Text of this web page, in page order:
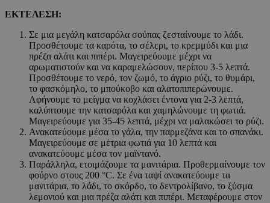
ΕΚΤΕΛΕΣΗ:
Σε μια μεγάλη κατσαρόλα σούπας ζεσταίνουμε το λάδι.
Προσθέτουμε τα καρότα, το σέλερι, το κρεμμύδι και μια
πρέζα αλάτι και πιπέρι. Μαγειρεύουμε μέχρι να
αρωματιστούν και να καραμελώσουν, περίπου 3-5 λεπτά.
Προσθέτουμε το νερό, τον ζωμό, το άγριο ρύζι, το θυμάρι,
το φασκόμηλο, το μπούκοβο και αλατοπιπερώνουμε.
Αφήνουμε το μείγμα να κοχλάσει έντονα για 2-3 λεπτά,
καλύπτουμε την κατσαρόλα και χαμηλώνουμε τη φωτιά.
Μαγειρεύουμε για 35-45 λεπτά, μέχρι να μαλακώσει το ρύζι.
Ανακατεύουμε μέσα το γάλα, την παρμεζάνα και το σπανάκι.
Μαγειρεύουμε σε μέτρια φωτιά για 10 λεπτά και
ανακατεύουμε μέσα τον μαϊντανό.
Παράλληλα, ετοιμάζουμε τα μανιτάρια. Προθερμαίνουμε τον
φούρνο στους 200 °C. Σε ένα ταψί ανακατεύουμε τα
μανιτάρια, το λάδι, το σκόρδο, το δεντρολίβανο, το ξύσμα
λεμονιού και μια πρέζα αλάτι και πιπέρι. Μεταφέρουμε στον